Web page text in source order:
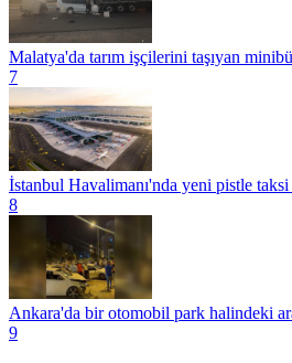
Malatya'da tarım işçilerini taşıyan
7
İstanbul Havalimanı'nda yeni pistle taksi
8
Ankara'da bir otomobil park halindeki
9